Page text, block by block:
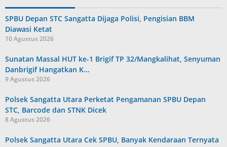
SPBU Depan STC Sangatta Dijaga Polisi, Pengisian BBM
Diawasi Ketat
10 Agustus 2026
Sunatan Massal HUT ke-1 Brigif TP 32/Mangkalihat, Senyuman
Danbrigif Hangatkan K…
9 Agustus 2026
Polsek Sangatta Utara Perketat Pengamanan SPBU Depan
STC, Barcode dan STNK Dicek
8 Agustus 2026
Polsek Sangatta Utara Cek SPBU, Banyak Kendaraan Ternyata